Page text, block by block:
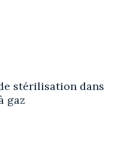
stérilisation dans
gaz